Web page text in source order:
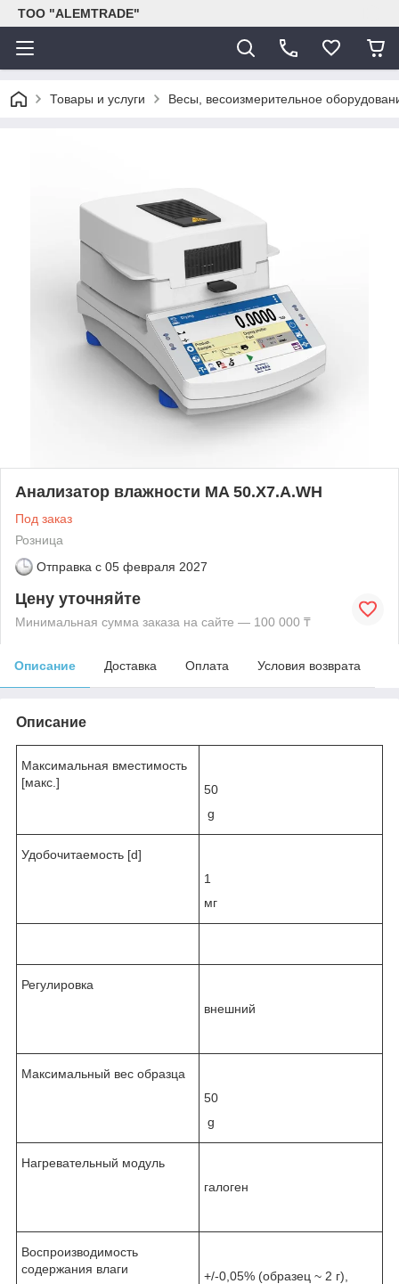
ТОО "ALEMTRADE"
Товары и услуги Весы, весоизмерительное
Анализатор влажности MA 50.X7.A.WH
Под заказ
Розница
Отправка с 05 февраля 2027
Цену уточняйте
Минимальная сумма заказа на сайте — 100 000 ₸
Описание Доставка Оплата Условия возврата
Описание
Максимальная вместимость
[макс.]
50
g
Удобочитаемость [d]
1
мг
Регулировка
внешний
Максимальный вес образца
50
g
Нагревательный модуль
галоген
Воспроизводимость
содержания влаги
+/-0,05% (образец ~ 2 г),